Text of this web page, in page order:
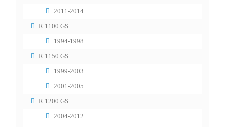
2011-2014
R 1100 GS
1994-1998
R 1150 GS
1999-2003
2001-2005
R 1200 GS
2004-2012